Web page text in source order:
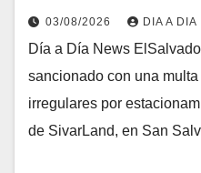
03/08/2026 DIA A DIA
Día a Día News
sancionado con una
irregulares por
de SivarLand, en San